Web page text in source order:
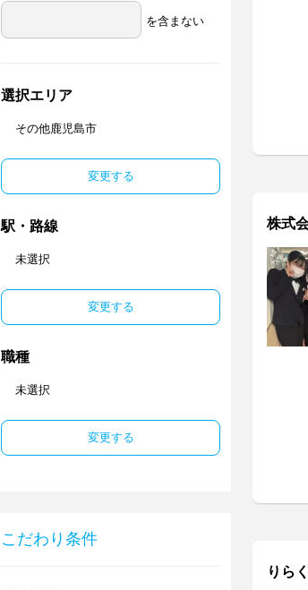
を含まない
選択エリア
その他鹿児島市
変更する
駅・路線
未選択
変更する
職種
未選択
変更する
こだわり条件
株式
りら